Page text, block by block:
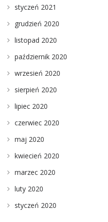
styczeń 2021
grudzień 2020
listopad 2020
październik 2020
wrzesień 2020
sierpień 2020
lipiec 2020
czerwiec 2020
maj 2020
kwiecień 2020
marzec 2020
luty 2020
styczeń 2020